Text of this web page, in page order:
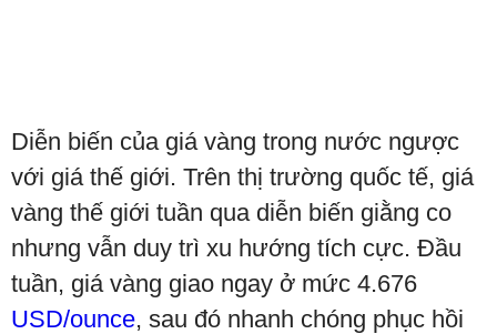
Diễn biến của giá vàng trong nước ngược
với giá thế giới. Trên thị trường quốc tế, giá
vàng thế giới tuần qua diễn biến giằng co
nhưng vẫn duy trì xu hướng tích cực. Đầu
tuần, giá vàng giao ngay ở mức 4.676
USD/ounce, sau đó nhanh chóng phục hồi